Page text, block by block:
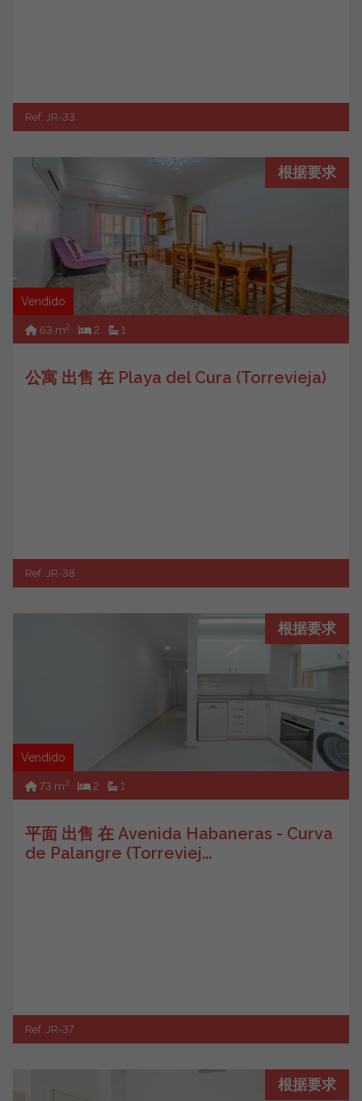
Ref. JR-33
根据要求
Vendido
63 m2 2 1
公寓 出售 在 Playa del Cura (Torrevieja)
Ref. JR-38
根据要求
Vendido
73 m2 2 1
平面 出售 在 Avenida Habaneras - Curva
de Palangre (Torreviej...
Ref. JR-37
根据要求